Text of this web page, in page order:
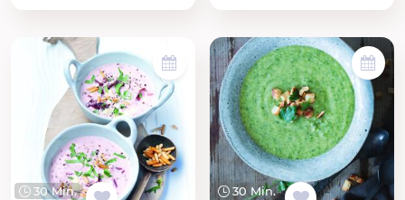
30 Min. 30 Min.